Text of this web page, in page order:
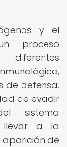
y el
proceso
de defensa.
de evadir
sistema
llevar a la
de